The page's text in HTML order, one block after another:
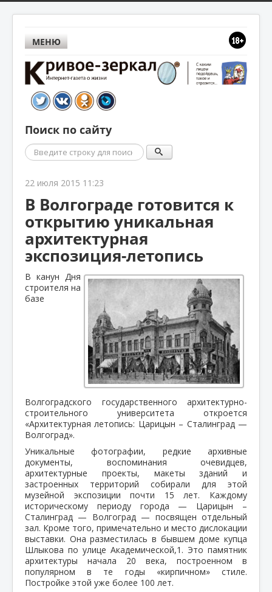
МЕНЮ
Поиск по сайту
Поиск
22 июля 2015 11:23
В Волгограде готовится к
открытию уникальная
архитектурная
экспозиция-летопись
В канун Дня
строителя на
базе
Волгоградского государственного архитектурно-
строительного университета откроется
«Архитектурная летопись: Царицын – Сталинград —
Волгоград».
Уникальные фотографии, редкие архивные
документы, воспоминания очевидцев,
архитектурные проекты, макеты зданий и
застроенных территорий собирали для этой
музейной экспозиции почти 15 лет. Каждому
историческому периоду города — Царицын –
Сталинград — Волгоград — посвящен отдельный
зал. Кроме того, примечательно и место дислокации
выставки. Она разместилась в бывшем доме купца
Шлыкова по улице Академической,1. Это памятник
архитектуры начала 20 века, построенном в
популярном в те годы «кирпичном» стиле.
Постройке этой уже более 100 лет.